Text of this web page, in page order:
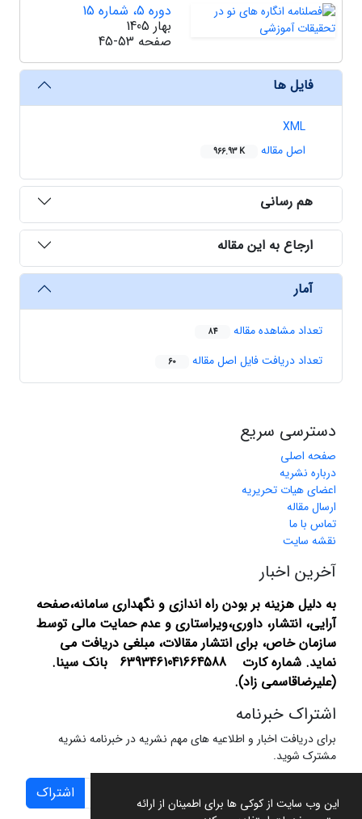
این وب سایت از کوکی ها برای اطمینان از ارائه
دوره 5، شماره 15
بهار 1405
صفحه 45-53
فایل ها
XML
اصل مقاله
966.93 K
هم رسانی
ارجاع به این مقاله
آمار
تعداد مشاهده مقاله 84
تعداد دریافت فایل اصل مقاله 60
دسترسی سریع
صفحه اصلی
درباره نشریه
اعضای هیات تحریریه
ارسال مقاله
تماس با ما
نقشه سایت
آخرین اخبار
به دلیل هزینه بر بودن راه اندازی و نگهداری سامانه،صفحه
آرایی، انتشار، داوری،ویراستاری و عدم حمایت مالی توسط
سازمان خاص، برای انتشار مقالات، مبلغی دریافت می
نماید.
شماره کارت 6393461041664588 بانک سینا.
(علیرضاقاسمی زاد).
اشتراک خبرنامه
برای دریافت اخبار و اطلاعیه های مهم نشریه در خبرنامه نشریه
مشترک شوید.
اشتراک